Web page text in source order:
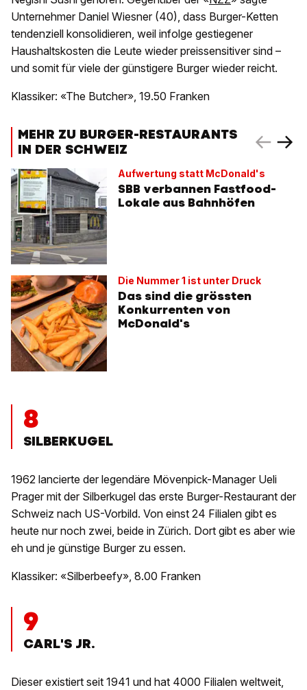
Unternehmer Daniel Wiesner (40), dass Burger-Ketten
tendenziell konsolidieren, weil infolge gestiegener
Haushaltskosten die Leute wieder preissensitiver sind –
und somit für viele der günstigere Burger wieder reicht.
Klassiker: «The Butcher», 19.50 Franken
MEHR ZU BURGER-RESTAURANTS
IN DER SCHWEIZ
Aufwertung statt McDonald's
SBB verbannen Fastfood-
Lokale aus Bahnhöfen
Die Nummer 1 ist unter Druck
Das sind die grössten
Konkurrenten von
McDonald's
8
SILBERKUGEL
1962 lancierte der legendäre Mövenpick-Manager Ueli
Prager mit der Silberkugel das erste Burger-Restaurant der
Schweiz nach US-Vorbild. Von einst 24 Filialen gibt es
heute nur noch zwei, beide in Zürich. Dort gibt es aber wie
eh und je günstige Burger zu essen.
Klassiker: «Silberbeefy», 8.00 Franken
9
CARL'S JR.
Dieser existiert seit 1941 und hat 4000 Filialen weltweit,